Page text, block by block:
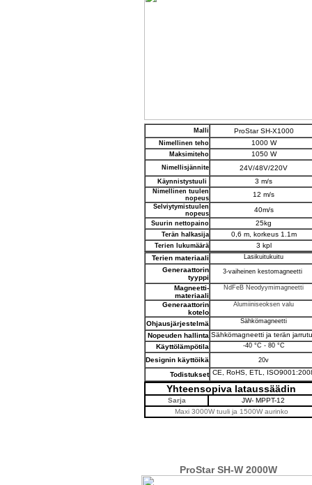
Malli ProStar SH-X1000
Nimellinen teho 1000 W
Maksimiteho 1050 W
Nimellisjännite 24V/48V/220V
Käynnistystuuli 3 m/s
Nimellinen tuulen
nopeus
12 m/s
Selviytymistuulen
nopeus
40m/s
Suurin nettopaino 25kg
Terän halkasija 0,6 m, korkeus 1.1m
Terien lukumäärä
3 kpl
Terien materiaali
Lasikuitukuitu
Generaattorin
tyyppi
3-vaiheinen kestomagneetti
Magneetti-
materiaali
NdFeB Neodyymimagneetti
Generaattorin
kotelo
Alumiiniseoksen valu
Ohjausjärjestelmä Sähkömagneetti
Nopeuden hallinta Sähkömagneetti ja terän
Käyttölämpötila
-40 °C - 80 °C
Designin käyttöikä 20v
Todistukset CE, RoHS, ETL,
Yhteensopiva lataussäädin
Sarja
JW- MPPT-12
Maxi 3000W tuuli ja 1500W aurinko
ProStar SH-W 2000W